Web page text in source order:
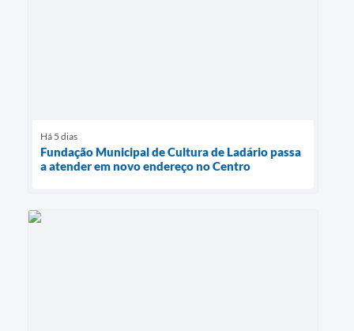
Há 5 dias
Fundação Municipal de Cultura de Ladário passa
a atender em novo endereço no Centro